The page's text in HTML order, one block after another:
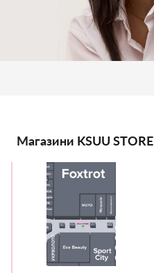
Магазини KSUU STORE